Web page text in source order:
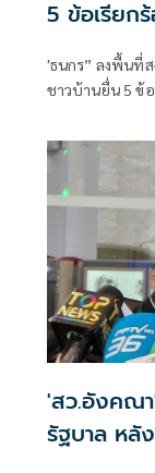
5 ข้อเรียก
'ธนกร” ลงพื้นที่
ชาวบ้านยื่น 5 ข้
'สว.อังคณ
รัฐบาล หลั